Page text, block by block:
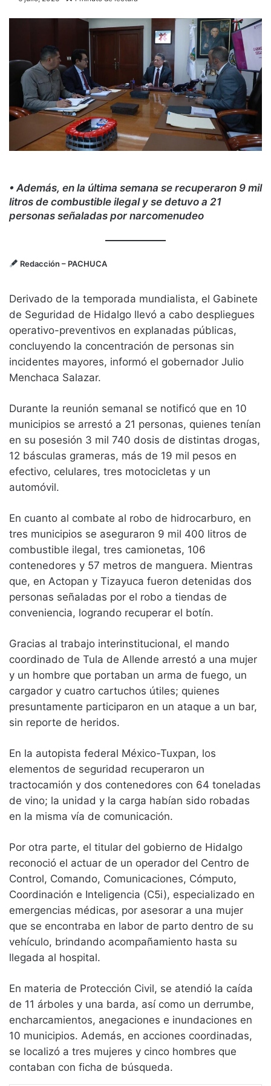
• Además, en la última semana se recuperaron 9 mil
litros de combustible ilegal y se detuvo a 21
personas señaladas por narcomenudeo
Redacción – PACHUCA
Derivado de la temporada mundialista, el Gabinete
de Seguridad de Hidalgo llevó a cabo despliegues
operativo-preventivos en explanadas públicas,
concluyendo la concentración de personas sin
incidentes mayores, informó el gobernador Julio
Menchaca Salazar.
Durante la reunión semanal se notificó que en 10
municipios se arrestó a 21 personas, quienes tenían
en su posesión 3 mil 740 dosis de distintas drogas,
12 básculas grameras, más de 19 mil pesos en
efectivo, celulares, tres motocicletas y un
automóvil.
En cuanto al combate al robo de hidrocarburo, en
tres municipios se aseguraron 9 mil 400 litros de
combustible ilegal, tres camionetas, 106
contenedores y 57 metros de manguera. Mientras
que, en Actopan y Tizayuca fueron detenidas dos
personas señaladas por el robo a tiendas de
conveniencia, logrando recuperar el botín.
Gracias al trabajo interinstitucional, el mando
coordinado de Tula de Allende arrestó a una mujer
y un hombre que portaban un arma de fuego, un
cargador y cuatro cartuchos útiles; quienes
presuntamente participaron en un ataque a un bar,
sin reporte de heridos.
En la autopista federal México-Tuxpan, los
elementos de seguridad recuperaron un
tractocamión y dos contenedores con 64 toneladas
de vino; la unidad y la carga habían sido robadas
en la misma vía de comunicación.
Por otra parte, el titular del gobierno de Hidalgo
reconoció el actuar de un operador del Centro de
Control, Comando, Comunicaciones, Cómputo,
Coordinación e Inteligencia (C5i), especializado en
emergencias médicas, por asesorar a una mujer
que se encontraba en labor de parto dentro de su
vehículo, brindando acompañamiento hasta su
llegada al hospital.
En materia de Protección Civil, se atendió la caída
de 11 árboles y una barda, así como un derrumbe,
encharcamientos, anegaciones e inundaciones en
10 municipios. Además, en acciones coordinadas,
se localizó a tres mujeres y cinco hombres que
contaban con ficha de búsqueda.